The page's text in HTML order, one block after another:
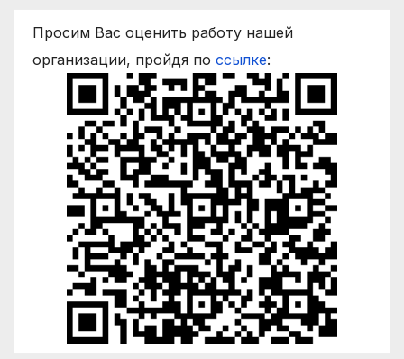
Просим Вас оценить работу нашей
организации, пройдя по ссылке: